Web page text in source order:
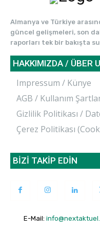
Almanya ve Türkiye
güncel gelişmeleri, son
raporları tek bir bakışta
HAKKIMIZDA / ÜBER
Impressum / Künye
AGB / Kullanım
Gizlilik Politikası /
Çerez Politikası
BİZİ TAKİP EDİN
E-Mail: